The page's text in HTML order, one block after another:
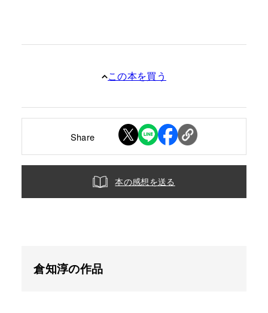
この本を買う
Share
本の感想を送る
倉知淳の作品